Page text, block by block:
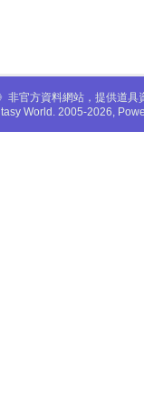
官方資料網站，提供道
World. 2005-2026,